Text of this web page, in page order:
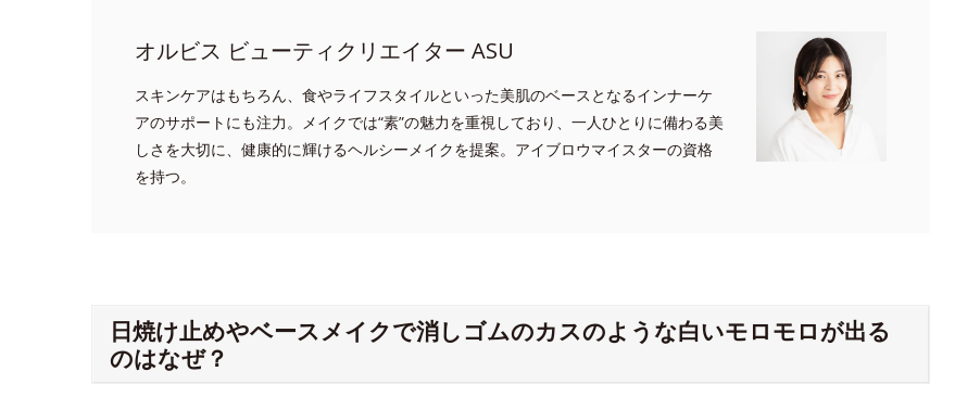
オルビス ビューティクリエイター ASU
スキンケアはもちろん、食やライフスタイルといった美肌のベースとなるインナーケ
アのサポートにも注力。メイクでは“素”の魅力を重視しており、一人ひとりに備わる美
しさを大切に、健康的に輝けるヘルシーメイクを提案。アイブロウマイスターの資格
を持つ。
日焼け止めやベースメイクで消しゴムのカスのような白いモロモロが出る
のはなぜ？